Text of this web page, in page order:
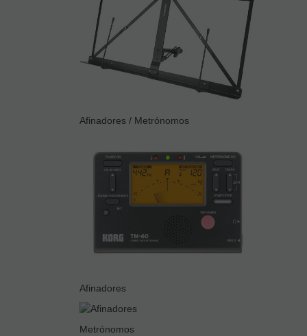
Afinadores / Metrónomos
Afinadores
Metrónomos